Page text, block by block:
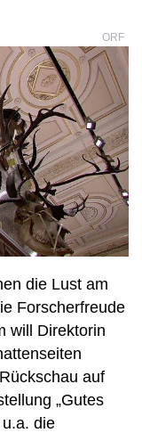
ORF
die Lust am
Forscherfreude
will Direktorin
auf
„Gutes
die